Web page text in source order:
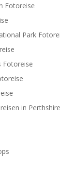
Fotoreise
Park
Fotoreise
in Perthshire